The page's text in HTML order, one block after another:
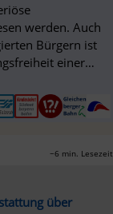
werden. Auch
Bürgern ist
einer
~6 min. Lesezeit
über